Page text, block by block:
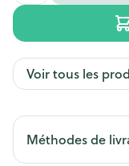
Voir tous les
Méthodes de